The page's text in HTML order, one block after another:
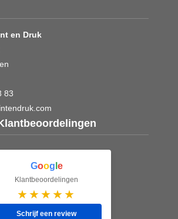
en Druk
83
Goog e
Klantbeoordelingen
★★★★★
Schrijf een review